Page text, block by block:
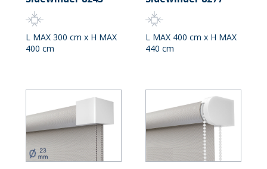
L MAX 300 cm x H MAX
400 cm
L MAX 400 cm x H MAX
440 cm